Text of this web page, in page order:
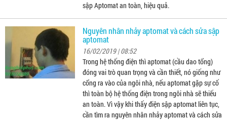
sập Aptomat an toàn, hiệu quả.
Nguyên nhân nhảy aptomat và cách sửa sập
aptomat
16/02/2019 | 08:52
Trong hệ thống điện thì aptomat (cầu dao tổng)
đóng vai trò quan trọng và cần thiết, nó giống như
cổng ra vào của ngôi nhà, nếu aptomat gặp sự cố
thì toàn bộ hệ thống điện trong ngôi nhà sẽ thiếu
an toàn. Vì vậy khi thấy điện sập aptomat liên tục,
cần tìm ra nguyên nhân nhảy aptomat và cách sửa